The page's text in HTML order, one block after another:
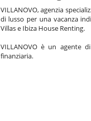
VILLANOVO, agenzia
di lusso per una vacanza
Villas e Ibiza House Renting.
VILLANOVO è un agente
finanziaria.